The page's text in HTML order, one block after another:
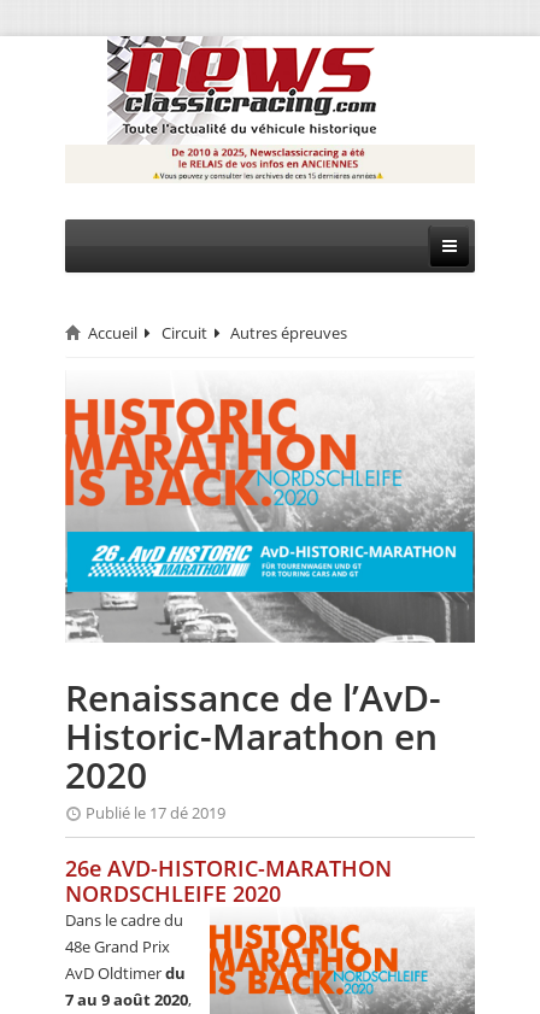
CIRCUIT
RALLYE
MONTAGNE
EVÈNEMENTS
CALENDRIER
FOCUS
ANNUAIRES
PETITES ANNONCES
Accueil Circuit Autres épreuves
Renaissance de l’AvD-
Historic-Marathon en
2020
Publié le 17 dé 2019
26e AVD-HISTORIC-MARATHON
NORDSCHLEIFE 2020
Dans le cadre du
48e Grand Prix
AvD Oldtimerdu
7 au 9 août 2020,